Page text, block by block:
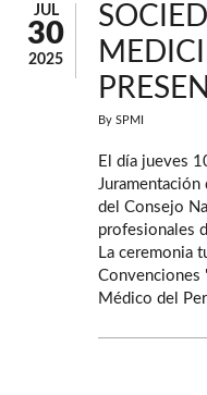
JUL
30
2025
By SPMI
El día jueves
del Consejo
La ceremonia
Convenciones
Médico del